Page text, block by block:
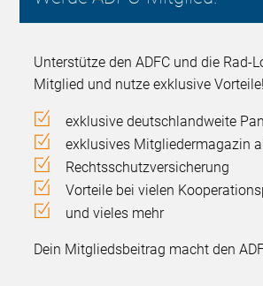
Unterstütze den ADFC und die Rad-
Mitglied und nutze exklusive Vorteile!
exklusive deutschlandweite
exklusives Mitgliedermagazin
Rechtsschutzversicherung
Vorteile bei vielen
und vieles mehr
Dein Mitgliedsbeitrag macht den